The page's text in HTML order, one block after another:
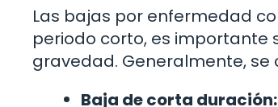
Las bajas por enfermedad
periodo corto, es importante
gravedad. Generalmente, se
Baja de corta duración: